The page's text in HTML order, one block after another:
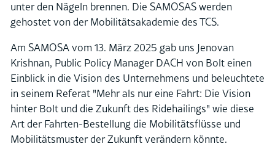
unter den Nägeln brennen. Die SAMOSAS werden
gehostet von der Mobilitätsakademie des TCS.
Am SAMOSA vom 13. März 2025 gab uns Jenovan
Krishnan, Public Policy Manager DACH von Bolt einen
Einblick in die Vision des Unternehmens und beleuchtete
in seinem Referat "Mehr als nur eine Fahrt: Die Vision
hinter Bolt und die Zukunft des Ridehailings" wie diese
Art der Fahrten-Bestellung die Mobilitätsflüsse und
Mobilitätsmuster der Zukunft verändern könnte.